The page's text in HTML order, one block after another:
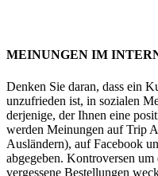
MEINUNGEN IM
Denken Sie daran, dass ein
unzufrieden ist, in sozialen
derjenige, der Ihnen eine
werden Meinungen auf Trip
Ausländern), auf Facebook
abgegeben. Kontroversen
vergessene Bestellungen